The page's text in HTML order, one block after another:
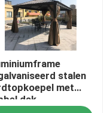
stalen
met
dak